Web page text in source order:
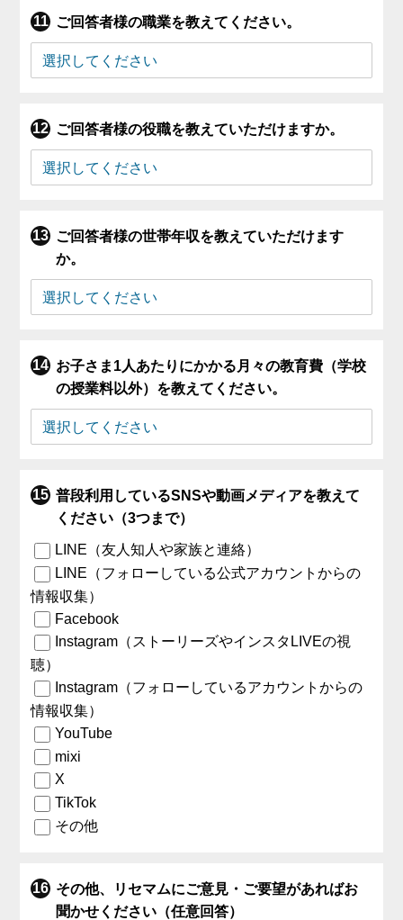
ご回答者様の職業を教えてください。
ご回答者様の役職を教えていただけますか。
ご回答者様の世帯年収を教えていただけます
か。
お子さま1人あたりにかかる月々の教育費（学校
の授業料以外）を教えてください。
普段利用しているSNSや動画メディアを教えて
ください（3つまで）
LINE（友人知人や家族と連絡）
LINE（フォローしている公式アカウントからの
情報収集）
Facebook
Instagram（ストーリーズやインスタLIVEの視
聴）
Instagram（フォローしているアカウントからの
情報収集）
YouTube
mixi
X
TikTok
その他
その他、リセマムにご意見・ご要望があればお
聞かせください（任意回答）